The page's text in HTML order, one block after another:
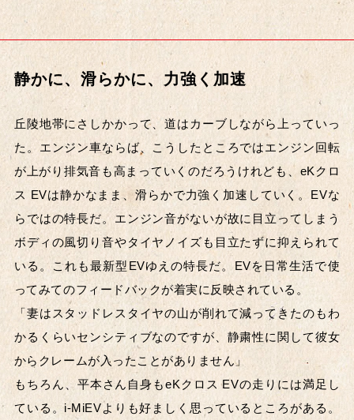
静かに、滑らかに、力強く加速
丘陵地帯にさしかかって、道はカーブしながら上っていっ
た。エンジン車ならば、こうしたところではエンジン回転
が上がり排気音も高まっていくのだろうけれども、eKクロ
ス EVは静かなまま、滑らかで力強く加速していく。EVな
らではの特長だ。エンジン音がないが故に目立ってしまう
ボディの風切り音やタイヤノイズも目立たずに抑えられて
いる。これも最新型EVゆえの特長だ。EVを日常生活で使
ってみてのフィードバックが着実に反映されている。
「妻はスタッドレスタイヤの山が削れて減ってきたのもわ
かるくらいセンシティブなのですが、静粛性に関して彼女
からクレームが入ったことがありません」
もちろん、平本さん自身もeKクロス EVの走りには満足し
ている。i-MiEVよりも好ましく思っているところがある。